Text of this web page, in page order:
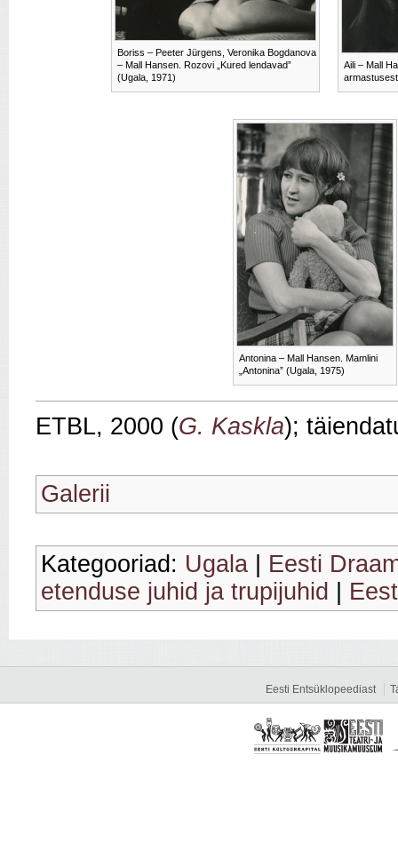
Boriss – Peeter Jürgens, Veronika Bogdanova
– Mall Hansen. Rozovi „Kured lendavad”
(Ugala, 1971)
Aili – Mall
Antonina – Mall Hansen. Mamlini
„Antonina” (Ugala, 1975)
ETBL, 2000 (G. Kaskla);
Galerii
Kategooriad: Ugala
Eesti
etenduse juhid ja trupijuhid
Eesti Entsüklopeediast